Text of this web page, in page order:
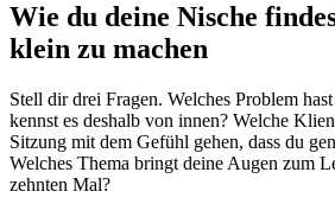
Wie du deine Nische
klein zu machen
Stell dir drei Fragen. Welches Problem
kennst es deshalb von innen? Welche
Sitzung mit dem Gefühl gehen, dass du
Welches Thema bringt deine Augen zum
zehnten Mal?